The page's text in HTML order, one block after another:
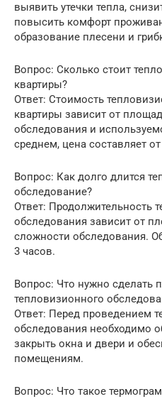
выявить утечки тепла,
повысить комфорт
образование плесени и
Вопрос: Сколько стоит
квартиры?
Ответ: Стоимость
квартиры зависит от
обследования и
среднем, цена составляет
Вопрос: Как долго длится
обследование?
Ответ: Продолжительность
обследования зависит от
сложности обследования.
3 часов.
Вопрос: Что нужно сделать
тепловизионного
Ответ: Перед проведением
обследования необходимо
закрыть окна и двери и
помещениям.
Вопрос: Что такое